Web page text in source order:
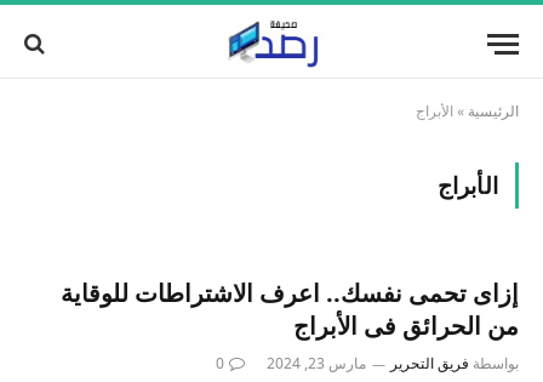
الرئيسية » الأبراج
الأبراج
إزاى تحمى نفسك.. اعرف الاشتراطات للوقاية
من الحرائق فى الأبراج
بواسطة فريق التحرير مارس 23, 2024 0